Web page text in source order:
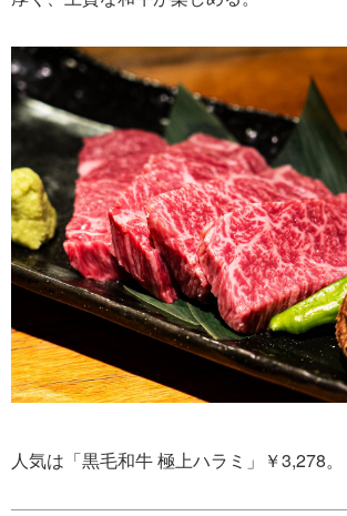
人気は「黒毛和牛 極上ハラミ」￥3,278。